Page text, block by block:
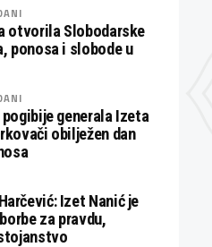
otvorila Slobodarske
ponosa i slobode u
generala Izeta
obilježen dan
Izet Nanić je
za pravdu,